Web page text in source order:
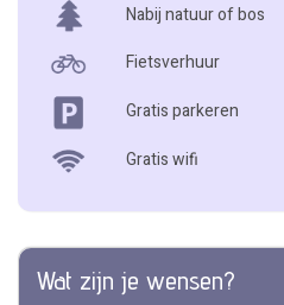
Nabij natuur of bos
Fietsverhuur
Gratis parkeren
Gratis wifi
Wat zijn je wensen?